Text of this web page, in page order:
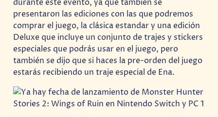
durante este evento, ya que también se
presentaron las ediciones con las que podremos
comprar el juego, la clásica estandar y una edición
Deluxe que incluye un conjunto de trajes y stickers
especiales que podrás usar en el juego, pero
también se dijo que si haces la pre-orden del juego
estarás recibiendo un traje especial de Ena.